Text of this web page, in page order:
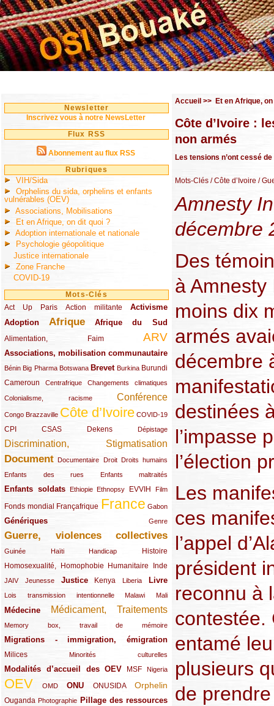
Newsletter
Inscrivez vous à notre NewsLetter
Flux RSS
Abonnement au flux RSS
Rubriques
VIH/Sida
Orphelins du sida, orphelins et enfants
vulnérables (OEV)
Associations, Mobilisations
Et en Afrique, on dit quoi ?
Adoption internationale et nationale
Psychologie géopolitique
Justice internationale
Zone Franche
COVID-19
Mots-Clés
Act Up Paris
(49/289) Action militante
(32/289) Activisme
(73/289)
Adoption
(82/289) Afrique
(161/289) Afrique du Sud
(73/289)
Alimentation, Faim
(48/289) ARV
(203/289)
Associations, mobilisation communautaire
(65/289)
Bénin
(13/289)Big Pharma
(16/289) Botswana
(9/289) Brevet
(83/289) Burkina
(18/289) Burundi
(30/289)
Cameroun
(47/289) Centrafrique
(23/289) Changements climatiques
(10/289)
Colonialisme, racisme
(19/289) Conférence
(118/289)
Congo Brazzaville
(24/289) Côte d’Ivoire
(263/289) COVID-19
(13/289)
CPI
(48/289) CSAS
(32/289) Dekens
(29/289) Dépistage
(19/289)
Discrimination, Stigmatisation
(131/289)
Document
(145/289) Documentaire
(9/289) Droit
(20/289) Droits humains
(22/289)
Enfants des rues
(21/289) Enfants maltraités
(10/289)
Enfants soldats
(68/289) Ethiopie
(12/289) Ethnopsy
(15/289) EVVIH
(55/289) Film
(22/289)
Fonds mondial
(48/289) Françafrique
(39/289) France
(289/289) Gabon
(12/289)
Génériques
(59/289) Genre
(22/289)
Guerre, violences collectives
(149/289)
Guinée
(12/289) Haïti
(15/289) Handicap
(10/289) Histoire
(49/289)
Homosexualité, Homophobie
(44/289) Humanitaire
(47/289) Inde
(34/289)
JAIV
(10/289)Jeunesse
(21/289) Justice
(65/289) Kenya
(35/289) Liberia
(25/289) Livre
(62/289)
Lois transmission intentionnelle
(24/289) Malawi
(11/289) Mali
(21/289)
Médecine
(62/289) Médicament, Traitements
(142/289)
Memory box, travail de mémoire
(11/289)
Migrations - immigration, émigration
(67/289)
Milices
(34/289) Minorités culturelles
(15/289)
Modalités d’accueil des OEV
(58/289) MSF
(54/289) Nigeria
(27/289)
OEV
(269/289) OMD
(26/289) ONU
(58/289) ONUSIDA
(44/289) Orphelin
(112/289)
Ouganda
(29/289) Photographie
(27/289) Pillage des ressources
(77/289)
Accueil >> Et en Afrique,
Côte d’Ivoire :
non armés
Les tensions n’ont cessé
Mots-Clés / Côte d’Ivoire /
Amnesty
décembre
Des
à Amnesty
moins dix
armés
décembre
destinées
l’impasse
l’élection
Les
ces
l’appel
président
reconnu à
contestée.
entamé
plusieurs
de